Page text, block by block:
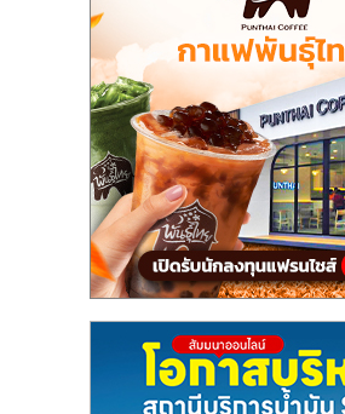
ปรึกษา
แฟ
ไชส์,
รวม
แฟ